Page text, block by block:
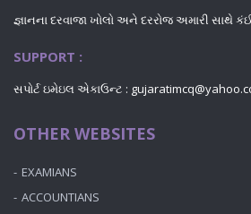
જ્ઞાનના દરવાજા ખોલો અને દરરોજ અમારી સાથે
SUPPORT :
સપોર્ટ ઇમેઇલ એકાઉન્ટ :
OTHER WEBSITES
EXAMIANS
ACCOUNTIANS